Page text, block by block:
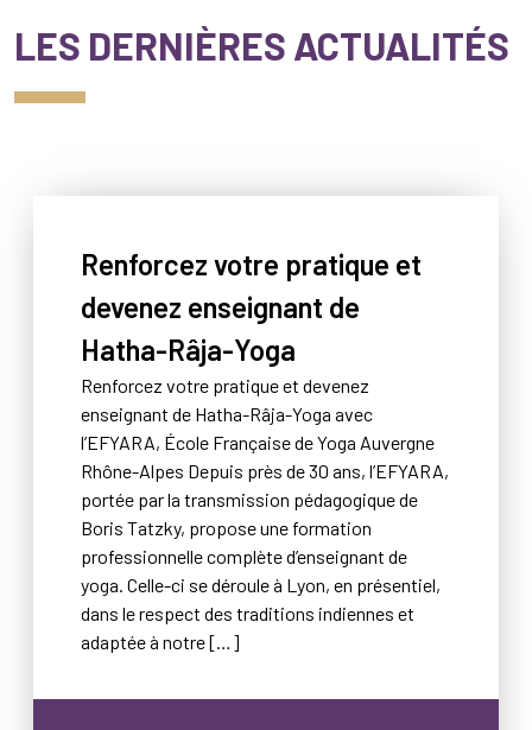
LES DERNIÈRES ACTUALITÉS
Renforcez votre pratique et
devenez enseignant de
Hatha-Râja-Yoga
Renforcez votre pratique et devenez
enseignant de Hatha-Râja-Yoga avec
l’EFYARA, École Française de Yoga Auvergne
Rhône-Alpes Depuis près de 30 ans, l’EFYARA,
portée par la transmission pédagogique de
Boris Tatzky, propose une formation
professionnelle complète d’enseignant de
yoga. Celle-ci se déroule à Lyon, en présentiel,
dans le respect des traditions indiennes et
adaptée à notre […]